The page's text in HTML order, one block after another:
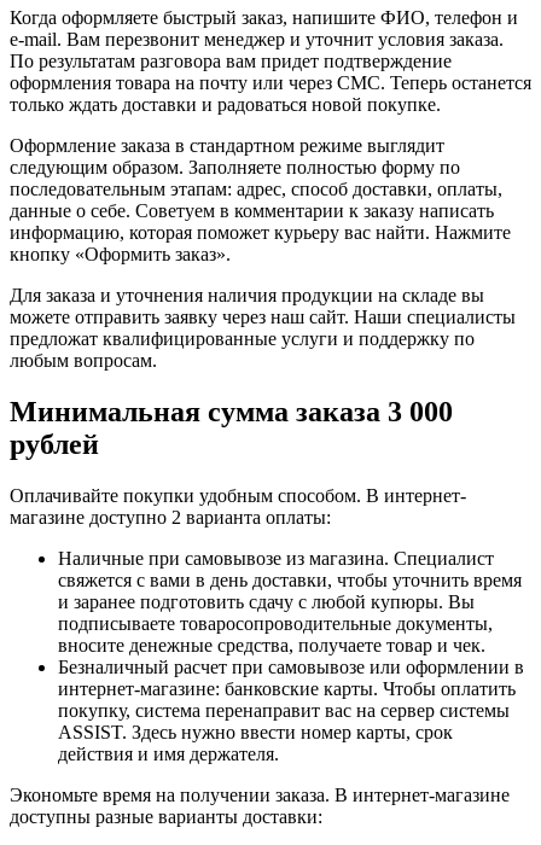
Когда оформляете быстрый заказ, напишите ФИО, телефон и
e-mail. Вам перезвонит менеджер и уточнит условия заказа.
По результатам разговора вам придет подтверждение
оформления товара на почту или через СМС. Теперь останется
только ждать доставки и радоваться новой покупке.
Оформление заказа в стандартном режиме выглядит
следующим образом. Заполняете полностью форму по
последовательным этапам: адрес, способ доставки, оплаты,
данные о себе. Советуем в комментарии к заказу написать
информацию, которая поможет курьеру вас найти. Нажмите
кнопку «Оформить заказ».
Для заказа и уточнения наличия продукции на складе вы
можете отправить заявку через наш сайт. Наши специалисты
предложат квалифицированные услуги и поддержку по
любым вопросам.
Минимальная сумма заказа 3 000
рублей
Оплачивайте покупки удобным способом. В интернет-
магазине доступно 2 варианта оплаты:
Наличные при самовывозе из магазина. Специалист
свяжется с вами в день доставки, чтобы уточнить время
и заранее подготовить сдачу с любой купюры. Вы
подписываете товаросопроводительные документы,
вносите денежные средства, получаете товар и чек.
Безналичный расчет при самовывозе или оформлении в
интернет-магазине: банковские карты. Чтобы оплатить
покупку, система перенаправит вас на сервер системы
ASSIST. Здесь нужно ввести номер карты, срок
действия и имя держателя.
Экономьте время на получении заказа. В интернет-магазине
доступны разные варианты доставки: